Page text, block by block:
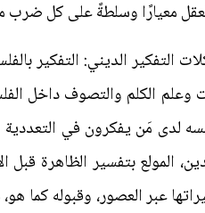
معيارًا وسلطةً على كل ضرب
التفكير الديني: التفكير
الكلم والتصوف داخل
لدى مَن يفكرون في التعددية
المولع بتفسير الظاهرة قبل
عبر العصور، وقبوله كما